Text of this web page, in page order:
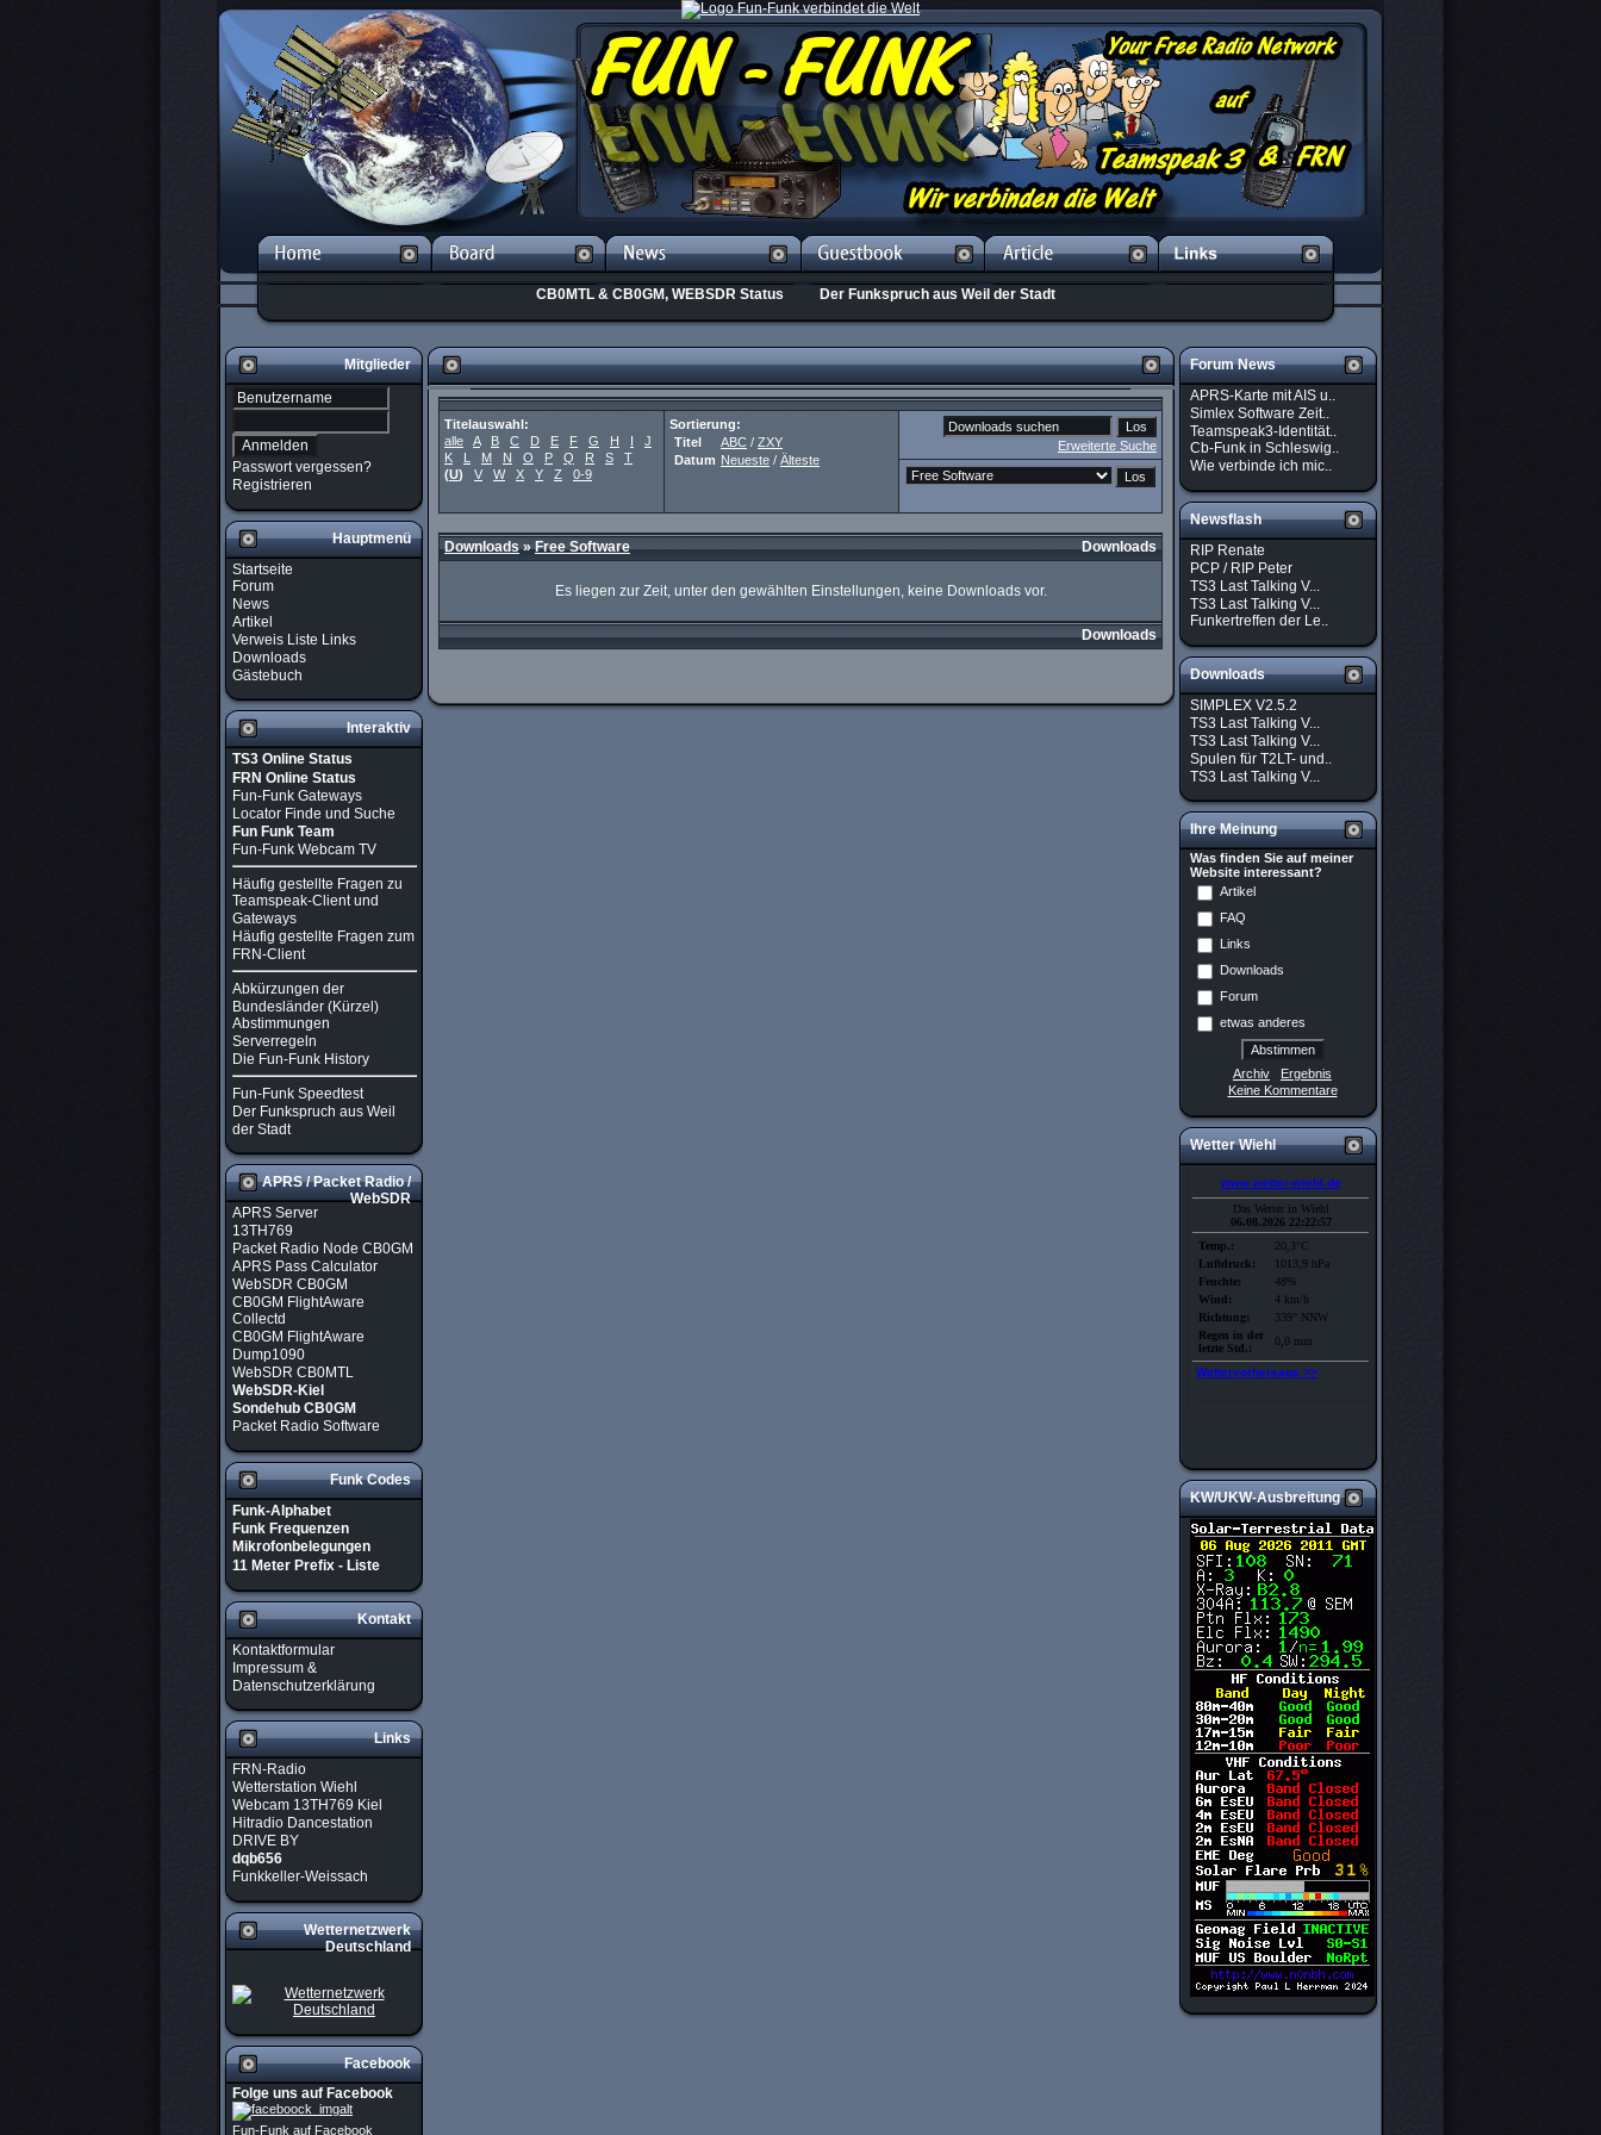
CB0MTL & CB0GM, WEBSDR Status Der Funkspruch aus Weil der Stadt
Mitglieder
Passwort vergessen?
Registrieren
Hauptmenü
Startseite
Forum
News
Artikel
Verweis Liste Links
Downloads
Gästebuch
Interaktiv
TS3 Online Status
FRN Online Status
Fun-Funk Gateways
Locator Finde und Suche
Fun Funk Team
Fun-Funk Webcam TV
Häufig gestellte Fragen zu
Teamspeak-Client und
Gateways
Häufig gestellte Fragen zum
FRN-Client
Abkürzungen der
Bundesländer (Kürzel)
Abstimmungen
Serverregeln
Die Fun-Funk History
Fun-Funk Speedtest
Der Funkspruch aus Weil
der Stadt
APRS / Packet Radio /
WebSDR
APRS Server
13TH769
Packet Radio Node CB0GM
APRS Pass Calculator
WebSDR CB0GM
CB0GM FlightAware
Collectd
CB0GM FlightAware
Dump1090
WebSDR CB0MTL
WebSDR-Kiel
Sondehub CB0GM
Packet Radio Software
Funk Codes
Funk-Alphabet
Funk Frequenzen
Mikrofonbelegungen
11 Meter Prefix - Liste
Kontakt
Kontaktformular
Impressum &
Datenschutzerklärung
Links
FRN-Radio
Wetterstation Wiehl
Webcam 13TH769 Kiel
Hitradio Dancestation
DRIVE BY
dqb656
Funkkeller-Weissach
Wetternetzwerk
Deutschland
Facebook
Folge uns auf Facebook
Fun-Funk auf Facebook
Titelauswahl:
alle
A B C D E F G H I
J
K
L M N O P Q R S
T
(U) V W X Y Z 0-9
Sortierung:
Titel
ABC / ZXY
Datum Neueste / Älteste
Erweiterte Suche
Downloads»Free Software Downloads
Es liegen zur Zeit, unter den gewählten Einstellungen, keine Downloads vor.
Downloads
Forum News
APRS-Karte mit AIS u..
Simlex Software Zeit..
Teamspeak3-Identität..
Cb-Funk in Schleswig..
Wie verbinde ich mic..
Newsflash
RIP Renate
PCP / RIP Peter
TS3 Last Talking V...
TS3 Last Talking V...
Funkertreffen der Le..
Downloads
SIMPLEX V2.5.2
TS3 Last Talking V...
TS3 Last Talking V...
Spulen für T2LT- und..
TS3 Last Talking V...
Ihre Meinung
Was finden Sie auf meiner
Website interessant?
Artikel
FAQ
Links
Downloads
Forum
etwas anderes
Archiv
Ergebnis
Keine Kommentare
Wetter Wiehl
KW/UKW-Ausbreitung